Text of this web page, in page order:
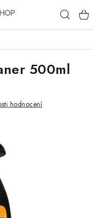
500ml
hodnocení